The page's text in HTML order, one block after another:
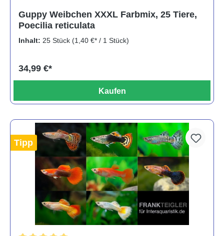
Guppy Weibchen XXXL Farbmix, 25 Tiere,
Poecilia reticulata
Inhalt: 25 Stück (1,40 €* / 1 Stück)
34,99 €*
Kaufen
Tipp